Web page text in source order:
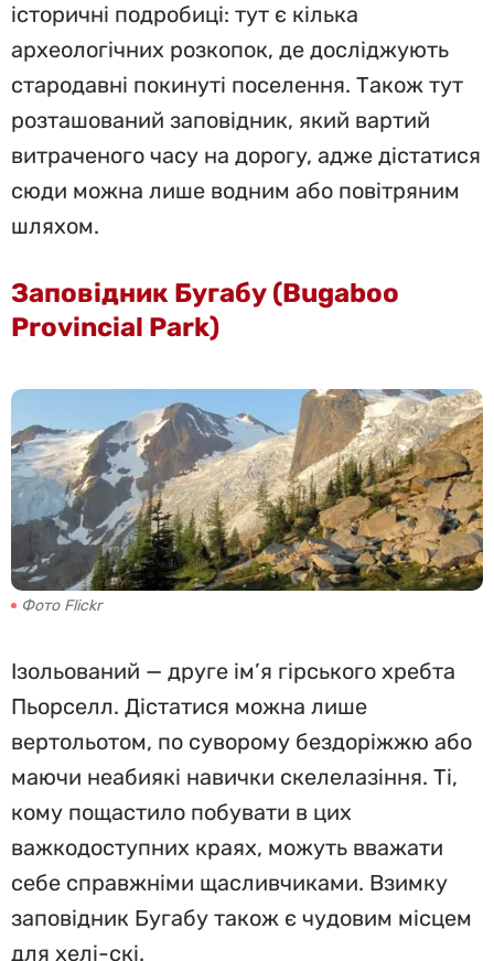
історичні подробиці: тут є кілька
археологічних розкопок, де досліджують
стародавні покинуті поселення. Також тут
розташований заповідник, який вартий
витраченого часу на дорогу, адже дістатися
сюди можна лише водним або повітряним
шляхом.
Заповідник Бугабу (Bugaboo
Provincial Park)
Фото Flickr
Ізольований — друге ім’я гірського хребта
Пьорселл. Дістатися можна лише
вертольотом, по суворому бездоріжжю або
маючи неабиякі навички скелелазіння. Ті,
кому пощастило побувати в цих
важкодоступних краях, можуть вважати
себе справжніми щасливчиками. Взимку
заповідник Бугабу також є чудовим місцем
для хелі-скі.